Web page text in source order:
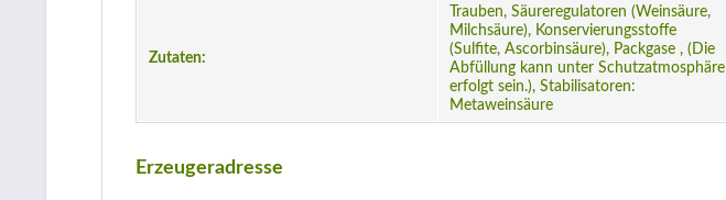
Zutaten:
Trauben, Säureregulatoren (Weinsäure,
Milchsäure), Konservierungsstoffe
(Sulfite, Ascorbinsäure), Packgase , (Die
Abfüllung kann unter Schutzatmosphäre
erfolgt sein.), Stabilisatoren:
Metaweinsäure
Erzeugeradresse